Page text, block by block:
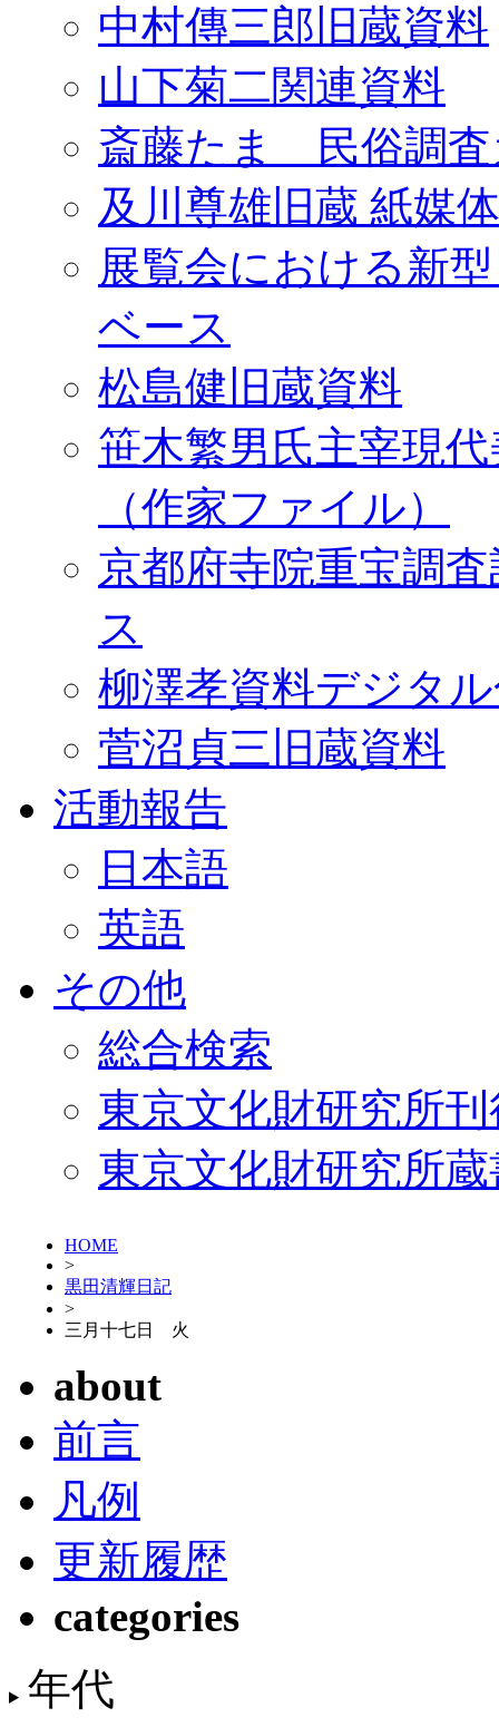
中村傳三郎旧蔵資料
山下菊二関連資料
斎藤たま 民俗調査
及川尊雄旧蔵 紙媒
展覧会における新
ベース
松島健旧蔵資料
笹木繁男氏主宰現
（作家ファイル）
京都府寺院重宝調
ス
柳澤孝資料デジタ
菅沼貞三旧蔵資料
活動報告
日本語
英語
その他
総合検索
東京文化財研究所
東京文化財研究所
HOME
>
黒田清輝日記
>
三月十七日 火
about
前言
凡例
更新履歴
categories
年代